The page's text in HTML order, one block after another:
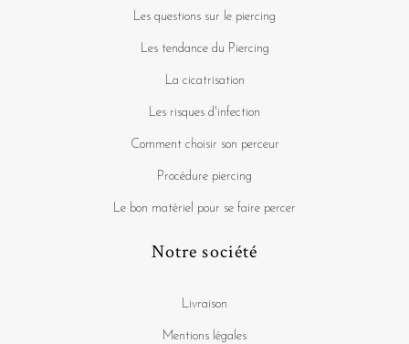
Les questions sur le piercing
Les tendance du Piercing
La cicatrisation
Les risques d'infection
Comment choisir son perceur
Procédure piercing
Le bon matériel pour se faire percer
Notre société
Livraison
Mentions légales